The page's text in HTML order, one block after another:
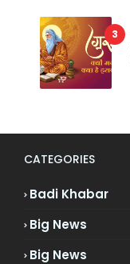
CATEGORIES
Badi Khabar
Big News
Big News